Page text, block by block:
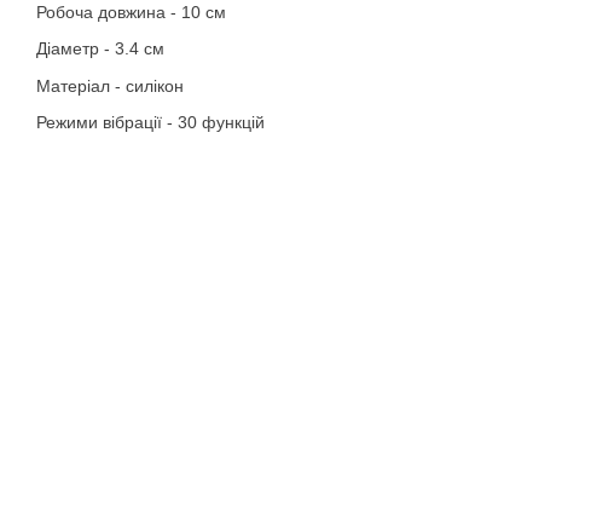
Робоча довжина - 10 см
Діаметр - 3.4 см
Матеріал - силікон
Режими вібрації - 30 функцій